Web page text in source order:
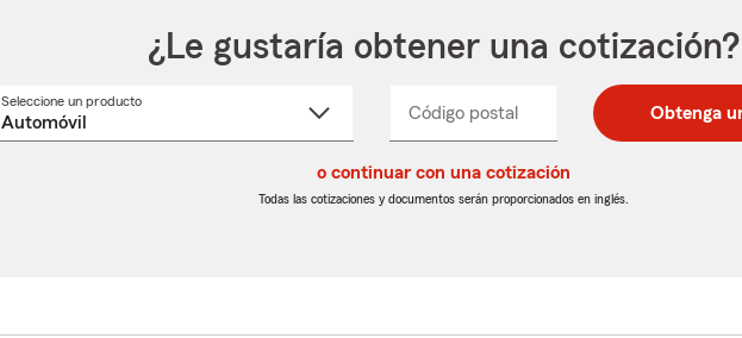
¿Le gustaría obtener una cotización?
Seleccione un productoSeleccione
Código postal
postal
de
postal
de
_____ Obtenga
o continuar con una cotización
Todas las cotizaciones y documentos serán proporcionados en inglés.